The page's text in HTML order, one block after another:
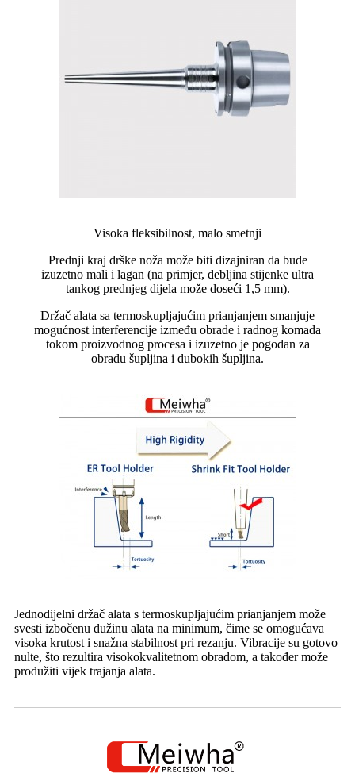
Visoka fleksibilnost, malo smetnji
Prednji kraj drške noža može biti dizajniran da bude
izuzetno mali i lagan (na primjer, debljina stijenke ultra
tankog prednjeg dijela može doseći 1,5 mm).
Držač alata sa termoskupljajućim prianjanjem smanjuje
mogućnost interferencije između obrade i radnog komada
tokom proizvodnog procesa i izuzetno je pogodan za
obradu šupljina i dubokih šupljina.
Jednodijelni držač alata s termoskupljajućim prianjanjem može
svesti izbočenu dužinu alata na minimum, čime se omogućava
visoka krutost i snažna stabilnost pri rezanju. Vibracije su gotovo
nulte, što rezultira visokokvalitetnom obradom, a također može
produžiti vijek trajanja alata.